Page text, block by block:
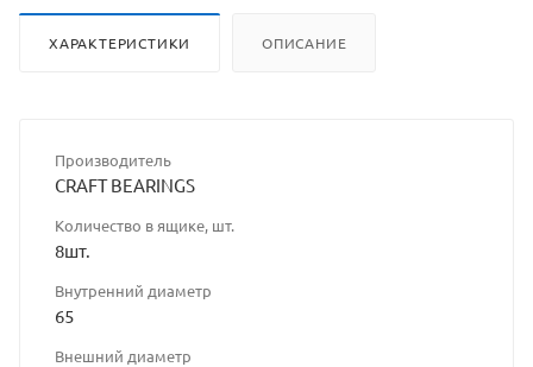
ХАРАКТЕРИСТИКИ ОПИСАНИЕ
Производитель
CRAFT BEARINGS
Количество в ящике, шт.
8шт.
Внутренний диаметр
65
Внешний диаметр